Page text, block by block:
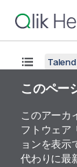
このペー
このアーカ
フトウェア
ョンを表示
代わりに最